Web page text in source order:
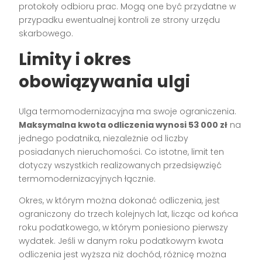
protokoły odbioru prac. Mogą one być przydatne w
przypadku ewentualnej kontroli ze strony urzędu
skarbowego.
Limity i okres
obowiązywania ulgi
Ulga termomodernizacyjna ma swoje ograniczenia.
Maksymalna kwota odliczenia wynosi 53 000 zł na
jednego podatnika, niezależnie od liczby
posiadanych nieruchomości. Co istotne, limit ten
dotyczy wszystkich realizowanych przedsięwzięć
termomodernizacyjnych łącznie.
Okres, w którym można dokonać odliczenia, jest
ograniczony do trzech kolejnych lat, licząc od końca
roku podatkowego, w którym poniesiono pierwszy
wydatek. Jeśli w danym roku podatkowym kwota
odliczenia jest wyższa niż dochód, różnicę można